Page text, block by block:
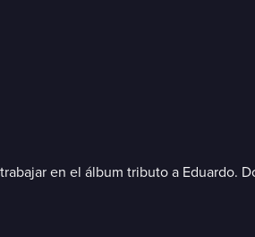
en el álbum tributo a Eduardo.